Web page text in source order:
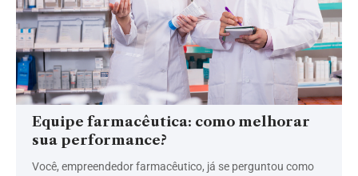
Equipe farmacêutica: como melhorar
sua performance?
Você, empreendedor farmacêutico, já se perguntou como